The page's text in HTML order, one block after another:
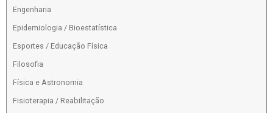
Engenharia
Epidemiologia / Bioestatística
Esportes / Educação Física
Filosofia
Física e Astronomia
Fisioterapia / Reabilitação